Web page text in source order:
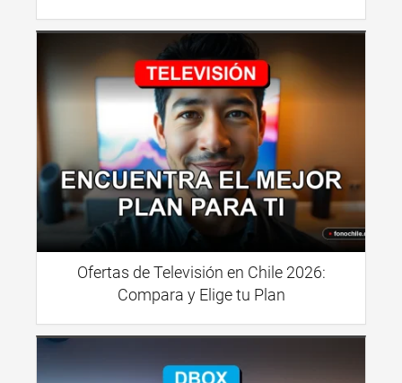
Ofertas de Televisión en Chile 2026:
Compara y Elige tu Plan